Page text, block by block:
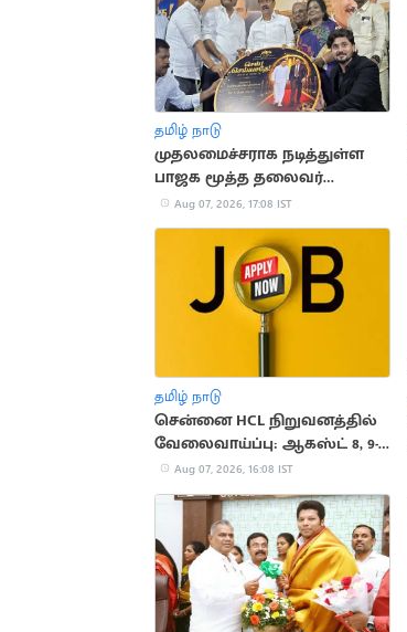
தமிழ் நாடு
முதலமைச்சராக நடித்துள்ள
பாஜக மூத்த தலைவர்
எச்.ராஜா
Aug 07, 2026, 17:08 IST
தமிழ் நாடு
சென்னை HCL நிறுவனத்தில்
வேலைவாய்ப்பு: ஆகஸ்ட் 8, 9-
ல் நேர்முகத் தேர்வு!
Aug 07, 2026, 16:08 IST